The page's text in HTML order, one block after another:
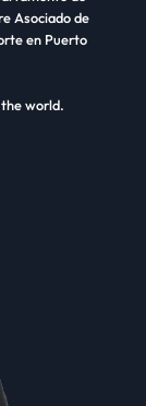
Asociado de
en Puerto
world.